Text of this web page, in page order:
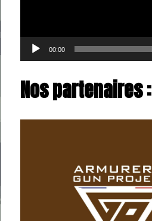
00:00
Nos partenaires :